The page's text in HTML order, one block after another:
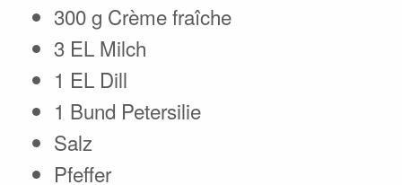
300 g Crème fraîche
3 EL Milch
1 EL Dill
1 Bund Petersilie
Salz
Pfeffer